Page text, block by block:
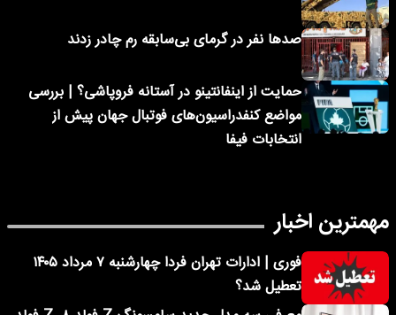
صدها نفر در گرمای بی‌سابقه رم چادر زدند
حمایت از اینفانتینو در آستانه فروپاشی؟ | بررسی
مواضع کنفدراسیون‌های فوتبال جهان پیش از
انتخابات فیفا
مهمترین اخبار
فوری | ادارات تهران فردا چهارشنبه ۷ مرداد ۱۴۰۵
تعطیل شد؟